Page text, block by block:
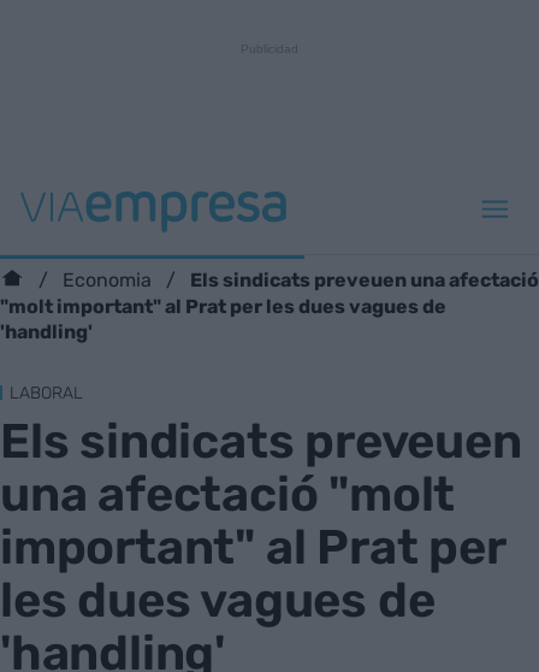
Economia
Els sindicats preveuen una afectació
"molt important" al Prat per les dues vagues de
'handling'
LABORAL
Els sindicats preveuen
una afectació "molt
important" al Prat per
les dues vagues de
'handling'